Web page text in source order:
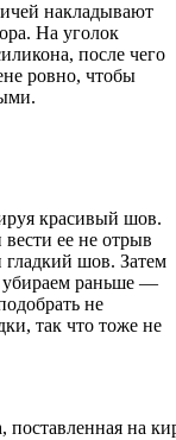
накладывают
На уголок
после чего
ровно, чтобы
красивый шов.
ее не отрыв
гладкий шов. Затем
убираем раньше —
не
так что тоже не
поставленная на